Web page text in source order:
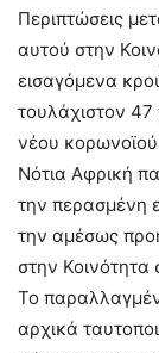
Περιπτώσεις
αυτού στην
εισαγόμενα
τουλάχιστον
νέου κορωνοϊού
Νότια Αφρική
την περασμένη
την αμέσως
στην Κοινότητα
Το
αρχικά